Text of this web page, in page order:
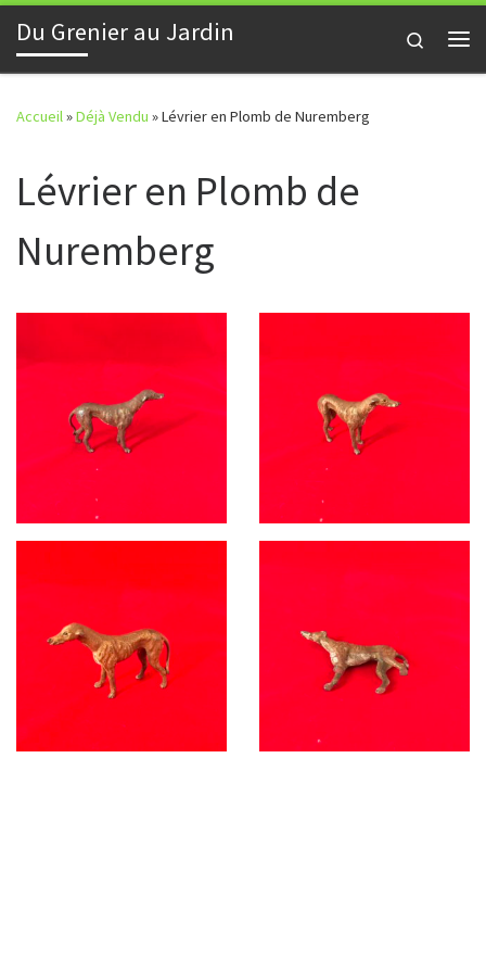
Skip to content
Du Grenier au Jardin
Search
Accueil»Déjà Vendu »Lévrier en Plomb de Nuremberg
Lévrier en Plomb de
Nuremberg